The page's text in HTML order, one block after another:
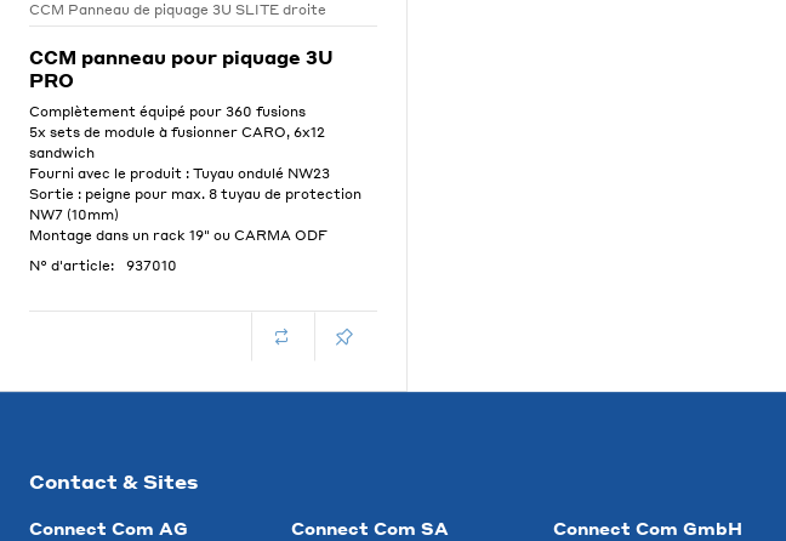
CCM Panneau de piquage 3U SLITE droite
CCM panneau pour piquage 3U
PRO
Complètement équipé pour 360 fusions
5x sets de module à fusionner CARO, 6x12
sandwich
Fourni avec le produit : Tuyau ondulé NW23
Sortie : peigne pour max. 8 tuyau de protection
NW7 (10mm)
Montage dans un rack 19" ou CARMA ODF
N° d'article:
937010
Contact & Sites
Connect Com AG
Connect Com SA
Connect Com GmbH